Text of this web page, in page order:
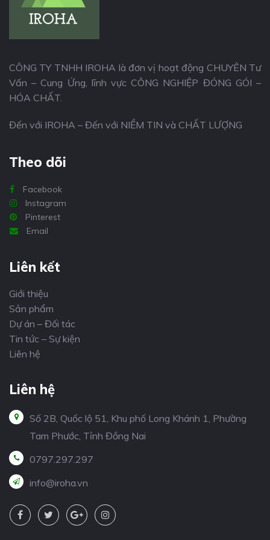
CÔNG TY TNHH IROHA là đơn vị hoạt động CHUYÊN Tư
Vấn – Cung Ứng, lĩnh vực CÔNG NGHIỆP ĐÓNG GÓI –
HÓA CHẤT.
Đến với IROHA – Đến với NIỀM TIN và CHẤT LƯỢNG
Theo dõi
Facebook
Instagram
Pinterest
Email
Liên kết
Giới thiệu
Sản phẩm
Dự án – Đối tác
Tin tức – Sự kiện
Liên hệ
Liên hệ
Số 2B, Quốc lộ 51, Khu phố Long Khánh 1, Phường
Tam Phước, Tỉnh Đồng Nai
0797.297.297
info@iroha.vn